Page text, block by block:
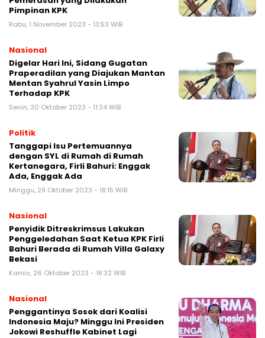
Pimpinan KPK
Rabu, 1 November 2023 - 13:53 WIB
Nasional
Digelar Hari Ini, Sidang Gugatan
Praperadilan yang Diajukan Mantan
Mentan Syahrul Yasin Limpo
Terhadap KPK
Senin, 30 Oktober 2023 - 11:34 WIB
Politik
Tanggapi Isu Pertemuannya
dengan SYL di Rumah di Rumah
Kertanegara, Firli Bahuri: Enggak
Ada, Enggak Ada
Minggu, 29 Oktober 2023 - 18:15 WIB
Nasional
Penyidik Ditreskrimsus Lakukan
Penggeledahan Saat Ketua KPK Firli
Bahuri Berada di Rumah Villa Galaxy
Bekasi
Kamis, 26 Oktober 2023 - 18:32 WIB
Nasional
Penggantinya Sosok dari Koalisi
Indonesia Maju? Minggu Ini Presiden
Jokowi Reshuffle Kabinet Lagi